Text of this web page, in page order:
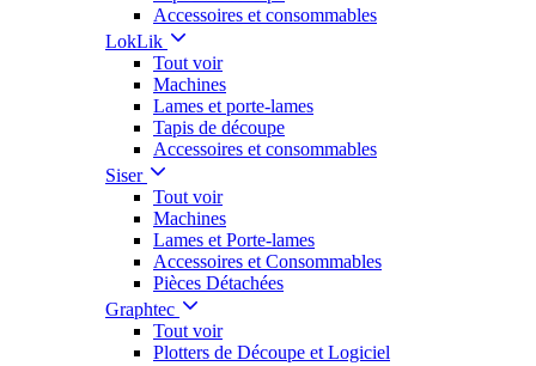
Accessoires et consommables
LokLik
Tout voir
Machines
Lames et porte-lames
Tapis de découpe
Accessoires et consommables
Siser
Tout voir
Machines
Lames et Porte-lames
Accessoires et Consommables
Pièces Détachées
Graphtec
Tout voir
Plotters de Découpe et Logiciel